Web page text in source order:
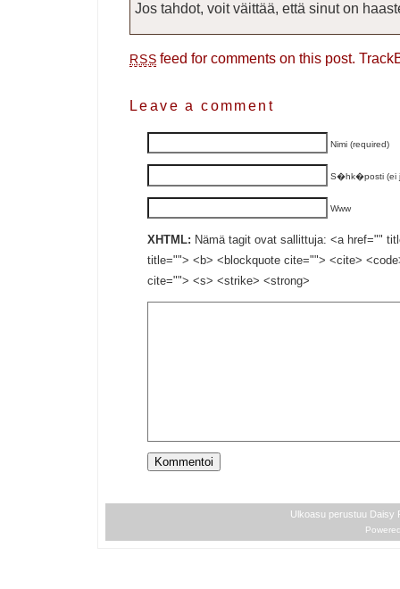
Jos tahdot, voit väittää, että sinut on
RSS feed for comments on this post.
Leave a comment
Nimi (required)
S�hk�posti (ei
Www
XHTML: Nämä tagit ovat sallittuja: <a href=""
title=""> <b> <blockquote cite=""> <cite>
cite=""> <s> <strike> <strong>
Ulkoasu perustuu